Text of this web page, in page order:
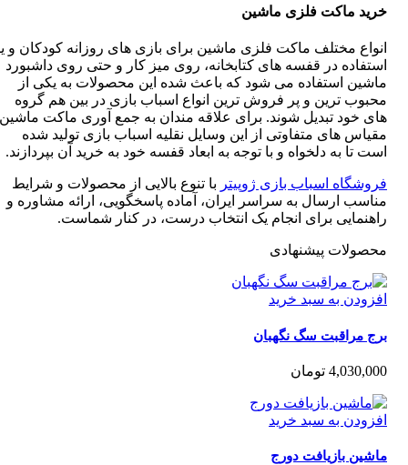
ماکت فلزی ماشین
مختلف ماکت فلزی ماشین برای بازی های روزانه کودکان و یا
در قفسه های کتابخانه، روی میز کار و حتی روی داشبورد
استفاده می شود که باعث شده این محصولات به یکی از
ترین و پر فروش ترین انواع اسباب بازی در بین هم گروه
خود تبدیل شوند. برای علاقه مندان به جمع آوری ماکت ماشین،
های متفاوتی از این وسایل نقلیه اسباب بازی تولید شده
تا به دلخواه و با توجه به ابعاد قفسه خود به خرید آن بپردازند.
اسباب بازی ژوپیتربا تنوع بالایی از محصولات و شرایط
ارسال به سراسر ایران، آماده پاسخگویی، ارائه مشاوره و
برای انجام یک انتخاب درست، در کنار شماست.
پیشنهادی
به سبد خرید
مراقبت سگ نگهبان
تومان
به سبد خرید
بازیافت دورج